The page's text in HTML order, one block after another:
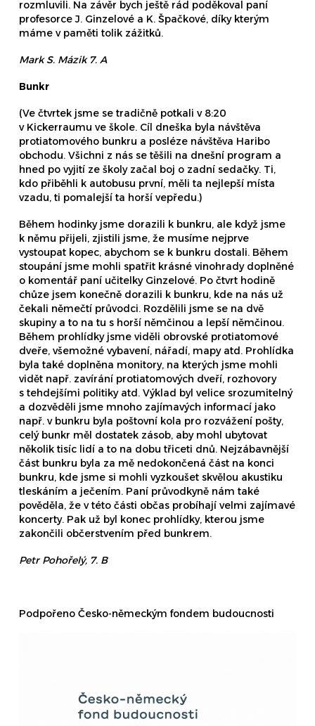
rozmluvili. Na závěr bych ještě rád poděkoval paní
profesorce J. Ginzelové a K. Špačkové, díky kterým
máme v paměti tolik zážitků.
Mark S. Mázik 7. A
Bunkr
(Ve čtvrtek jsme se tradičně potkali v 8:20
v Kickerraumu ve škole. Cíl dneška byla návštěva
protiatomového bunkru a posléze návštěva Haribo
obchodu. Všichni z nás se těšili na dnešní program a
hned po vyjití ze školy začal boj o zadní sedačky. Ti,
kdo přiběhli k autobusu první, měli ta nejlepší místa
vzadu, ti pomalejší ta horší vepředu.)
Během hodinky jsme dorazili k bunkru, ale když jsme
k němu přijeli, zjistili jsme, že musíme nejprve
vystoupat kopec, abychom se k bunkru dostali. Během
stoupání jsme mohli spatřit krásné vinohrady doplněné
o komentář paní učitelky Ginzelové. Po čtvrt hodině
chůze jsem konečně dorazili k bunkru, kde na nás už
čekali němečtí průvodci. Rozdělili jsme se na dvě
skupiny a to na tu s horší němčinou a lepší němčinou.
Během prohlídky jsme viděli obrovské protiatomové
dveře, všemožné vybavení, nářadí, mapy atd. Prohlídka
byla také doplněna monitory, na kterých jsme mohli
vidět např. zavírání protiatomových dveří, rozhovory
s tehdejšími politiky atd. Výklad byl velice srozumitelný
a dozvěděli jsme mnoho zajímavých informací jako
např. v bunkru byla poštovní kola pro rozvážení pošty,
celý bunkr měl dostatek zásob, aby mohl ubytovat
několik tisíc lidí a to na dobu třiceti dnů. Nejzábavnější
část bunkru byla za mě nedokončená část na konci
bunkru, kde jsme si mohli vyzkoušet skvělou akustiku
tleskáním a ječením. Paní průvodkyně nám také
pověděla, že v této části občas probíhají velmi zajímavé
koncerty. Pak už byl konec prohlídky, kterou jsme
zakončili občerstvením před bunkrem.
Petr Pohořelý, 7. B
Podpořeno Česko-německým fondem budoucnosti